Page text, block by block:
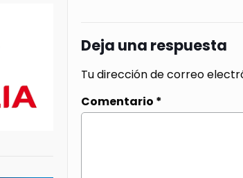
Deja una respuesta
Tu dirección de correo
Comentario *